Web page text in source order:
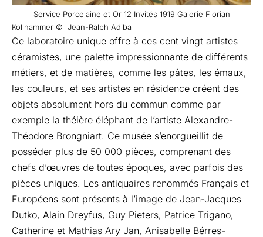
Service Porcelaine et Or 12 Invités 1919 Galerie Florian
Kollhammer © Jean-Ralph Adiba
Ce laboratoire unique offre à ces cent vingt artistes
céramistes, une palette impressionnante de différents
métiers, et de matières, comme les pâtes, les émaux,
les couleurs, et ses artistes en résidence créent des
objets absolument hors du commun comme par
exemple la théière éléphant de l’artiste Alexandre-
Théodore Brongniart. Ce musée s’enorgueillit de
posséder plus de 50 000 pièces, comprenant des
chefs d’œuvres de toutes époques, avec parfois des
pièces uniques. Les antiquaires renommés Français et
Européens sont présents à l’image de Jean-Jacques
Dutko, Alain Dreyfus, Guy Pieters, Patrice Trigano,
Catherine et Mathias Ary Jan, Anisabelle Bérres-